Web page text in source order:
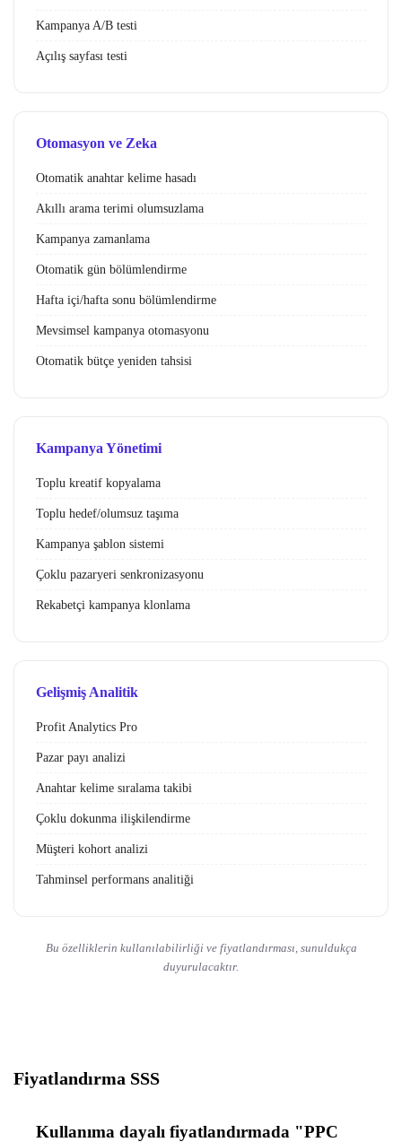
Kampanya A/B testi
Açılış sayfası testi
Otomasyon ve Zeka
Otomatik anahtar kelime hasadı
Akıllı arama terimi olumsuzlama
Kampanya zamanlama
Otomatik gün bölümlendirme
Hafta içi/hafta sonu bölümlendirme
Mevsimsel kampanya otomasyonu
Otomatik bütçe yeniden tahsisi
Kampanya Yönetimi
Toplu kreatif kopyalama
Toplu hedef/olumsuz taşıma
Kampanya şablon sistemi
Çoklu pazaryeri senkronizasyonu
Rekabetçi kampanya klonlama
Gelişmiş Analitik
Profit Analytics Pro
Pazar payı analizi
Anahtar kelime sıralama takibi
Çoklu dokunma ilişkilendirme
Müşteri kohort analizi
Tahminsel performans analitiği
Bu özelliklerin kullanılabilirliği ve fiyatlandırması, sunuldukça
duyurulacaktır.
Fiyatlandırma SSS
Kullanıma dayalı fiyatlandırmada "PPC